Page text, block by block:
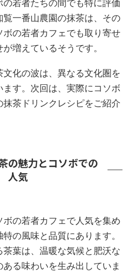
若者たちの間でも特に評価
一番山農園の抹茶は、その
の若者カフェでも取り寄せ
増えているそうです。
化の波は、異なる文化圏を
す。次回は、実際にコソボ
茶ドリンクレシピをご紹介
の魅力とコソボでの
人気
ボの若者カフェで人気を集め
の風味と品質にあります。
葉は、温暖な気候と肥沃な
る味わいを生み出していま